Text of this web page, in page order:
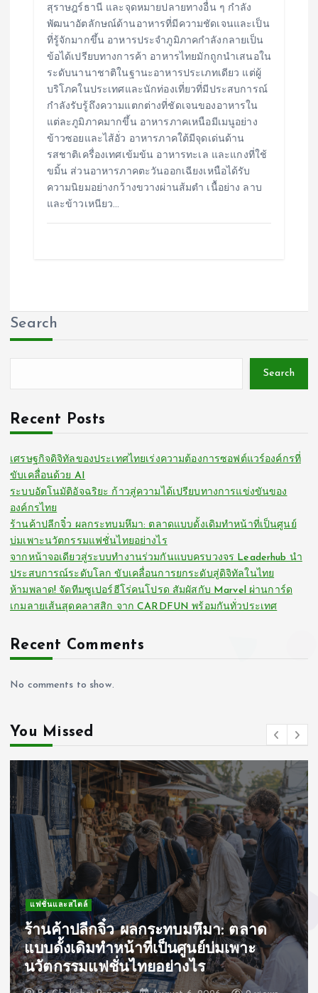
สุราษฎร์ธานี และจุดหมายปลายทางอื่น ๆ กำลัง
พัฒนาอัตลักษณ์ด้านอาหารที่มีความชัดเจนและเป็น
ที่รู้จักมากขึ้น อาหารประจำภูมิภาคกำลังกลายเป็น
ข้อได้เปรียบทางการค้า อาหารไทยมักถูกนำเสนอใน
ระดับนานาชาติในฐานะอาหารประเภทเดียว แต่ผู้
บริโภคในประเทศและนักท่องเที่ยวที่มีประสบการณ์
กำลังรับรู้ถึงความแตกต่างที่ชัดเจนของอาหารใน
แต่ละภูมิภาคมากขึ้น อาหารภาคเหนือมีเมนูอย่าง
ข้าวซอยและไส้อั่ว อาหารภาคใต้มีจุดเด่นด้าน
รสชาติเครื่องเทศเข้มข้น อาหารทะเล และแกงที่ใช้
ขมิ้น ส่วนอาหารภาคตะวันออกเฉียงเหนือได้รับ
ความนิยมอย่างกว้างขวางผ่านส้มตำ เนื้อย่าง ลาบ
และข้าวเหนียว…
Search
Search
Recent Posts
เศรษฐกิจดิจิทัลของประเทศไทยเร่งความต้องการซอฟต์แวร์องค์กรที่
ขับเคลื่อนด้วย AI
ระบบอัตโนมัติอัจฉริยะ ก้าวสู่ความได้เปรียบทางการแข่งขันของ
องค์กรไทย
ร้านค้าปลีกจิ๋ว ผลกระทบมหึมา: ตลาดแบบดั้งเดิมทำหน้าที่เป็นศูนย์
บ่มเพาะนวัตกรรมแฟชั่นไทยอย่างไร
จากหน้าจอเดียวสู่ระบบทำงานร่วมกันแบบครบวงจร Leaderhub นำ
ประสบการณ์ระดับโลก ขับเคลื่อนการยกระดับสู่ดิจิทัลในไทย
ห้ามพลาด! จัดทีมซูเปอร์ฮีโร่คนโปรด สัมผัสกับ Marvel ผ่านการ์ด
เกมลายเส้นสุดคลาสสิก จาก CARDFUN พร้อมกันทั่วประเทศ
Recent Comments
No comments to show.
You Missed
แฟชั่นและสไตล์
ร้านค้าปลีกจิ๋ว ผลกระทบมหึมา: ตลาด
แบบดั้งเดิมทำหน้าที่เป็นศูนย์บ่มเพาะ
นวัตกรรมแฟชั่นไทยอย่างไร